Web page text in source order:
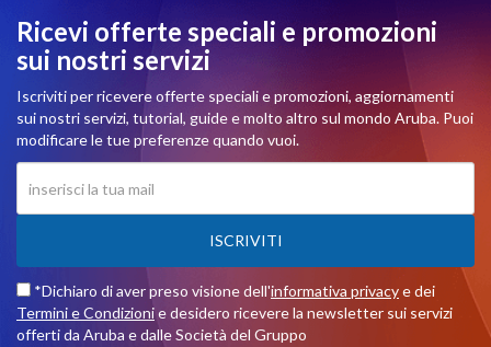
Ricevi offerte speciali e promozioni
sui nostri servizi
Iscriviti per ricevere offerte speciali e promozioni, aggiornamenti
sui nostri servizi, tutorial, guide e molto altro sul mondo Aruba. Puoi
modificare le tue preferenze quando vuoi.
ISCRIVITI
*Dichiaro di aver preso visione dell'informativa privacye dei
Termini e Condizionie desidero ricevere la newsletter sui servizi
offerti da Aruba e dalle Società del Gruppo